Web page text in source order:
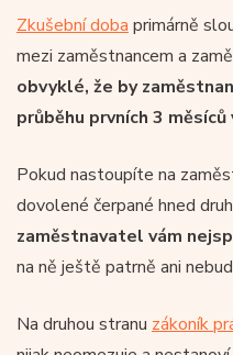
Zkušební doba primárně
mezi zaměstnancem a
obvyklé, že by
průběhu prvních 3 měsíců
Pokud nastoupíte na
dovolené čerpané hned
zaměstnavatel vám
na ně ještě patrně ani
Na druhou stranu zákoník